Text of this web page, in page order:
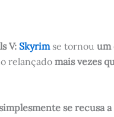
V: Skyrimse tornou um
relançado mais vezes
se recusa